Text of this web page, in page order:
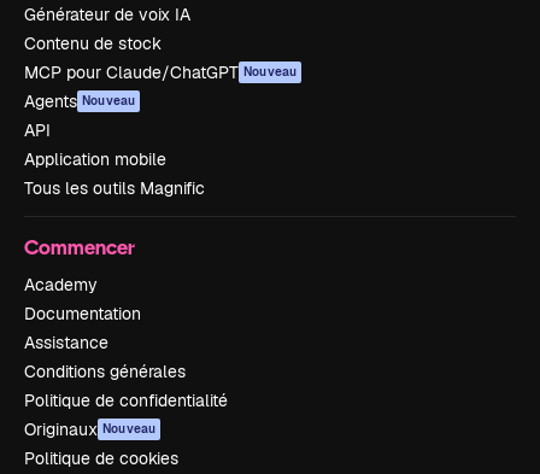
Générateur de voix IA
Contenu de stock
MCP pour Claude/ChatGPT Nouveau
Agents Nouveau
API
Application mobile
Tous les outils Magnific
Commencer
Academy
Documentation
Assistance
Conditions générales
Politique de confidentialité
Originaux Nouveau
Politique de cookies